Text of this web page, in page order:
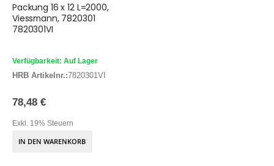
Packung 16 x 12 L=2000,
Viessmann, 7820301
7820301VI
Verfügbarkeit: Auf Lager
HRB Artikelnr.:7820301VI
78,48 €
Exkl. 19% Steuern
IN DEN WARENKORB